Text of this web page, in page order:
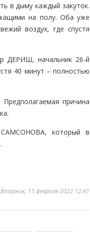
в дыму каждый закуток.
на полу. Оба уже
воздух, где спустя
ДЕРИШ, начальник 26-й
40 минут – полностью
причина
САМСОНОВА, который в
15 февраля 2022 12:41